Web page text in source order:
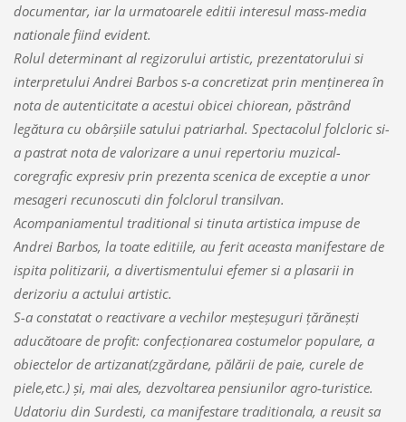
documentar, iar la urmatoarele editii interesul mass-media
nationale fiind evident.
Rolul determinant al regizorului artistic, prezentatorului si
interpretului Andrei Barbos s-a concretizat prin menţinerea în
nota de autenticitate a acestui obicei chiorean, păstrând
legătura cu obârşiile satului patriarhal. Spectacolul folcloric si-
a pastrat nota de valorizare a unui repertoriu muzical-
coregrafic expresiv prin prezenta scenica de exceptie a unor
mesageri recunoscuti din folclorul transilvan.
Acompaniamentul traditional si tinuta artistica impuse de
Andrei Barbos, la toate editiile, au ferit aceasta manifestare de
ispita politizarii, a divertismentului efemer si a plasarii in
derizoriu a actului artistic.
S-a constatat o reactivare a vechilor meşteşuguri ţărăneşti
aducătoare de profit: confecţionarea costumelor populare, a
obiectelor de artizanat(zgărdane, pălării de paie, curele de
piele,etc.) şi, mai ales, dezvoltarea pensiunilor agro-turistice.
Udatoriu din Surdesti, ca manifestare traditionala, a reusit sa